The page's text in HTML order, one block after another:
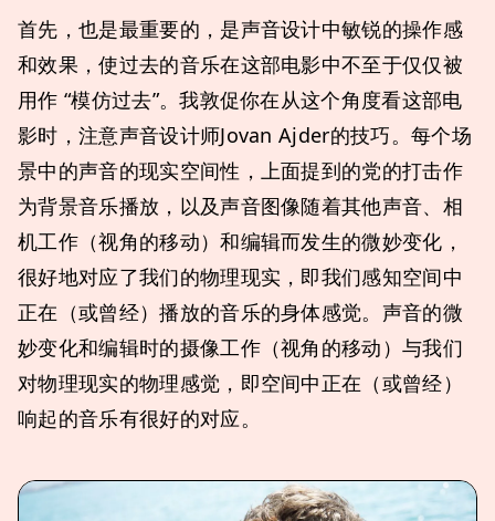
首先，也是最重要的，是声音设计中敏锐的操作感
和效果，使过去的音乐在这部电影中不至于仅仅被
用作 “模仿过去”。我敦促你在从这个角度看这部电
影时，注意声音设计师Jovan Ajder的技巧。每个场
景中的声音的现实空间性，上面提到的党的打击作
为背景音乐播放，以及声音图像随着其他声音、相
机工作（视角的移动）和编辑而发生的微妙变化，
很好地对应了我们的物理现实，即我们感知空间中
正在（或曾经）播放的音乐的身体感觉。声音的微
妙变化和编辑时的摄像工作（视角的移动）与我们
对物理现实的物理感觉，即空间中正在（或曾经）
响起的音乐有很好的对应。